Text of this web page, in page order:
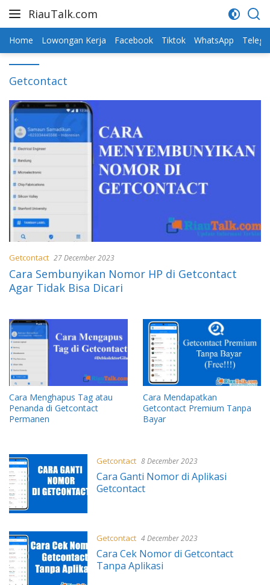
RiauTalk.com
Update
Terkini
Home Lowongan Kerja Facebook Tiktok WhatsApp
Getcontact
Getcontact 27 December 2023
Cara Sembunyikan Nomor HP di Getcontact
Agar Tidak Bisa Dicari
Cara Menghapus Tag atau
Penanda di Getcontact
Permanen
Cara Mendapatkan
Getcontact Premium Tanpa
Bayar
Getcontact 8 December 2023
Cara Ganti Nomor di Aplikasi
Getcontact
Getcontact 4 December 2023
Cara Cek Nomor di Getcontact
Tanpa Aplikasi